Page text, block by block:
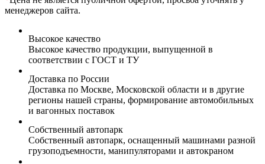
менеджеров сайта.
Высокое качество
Высокое качество продукции, выпущенной в
соответствии с ГОСТ и ТУ
Доставка по России
Доставка по Москве, Московской области и в другие
регионы нашей страны, формирование автомобильных
и вагонных поставок
Собственный автопарк
Собственный автопарк, оснащенный машинами разной
грузоподъемности, манипуляторами и автокраном